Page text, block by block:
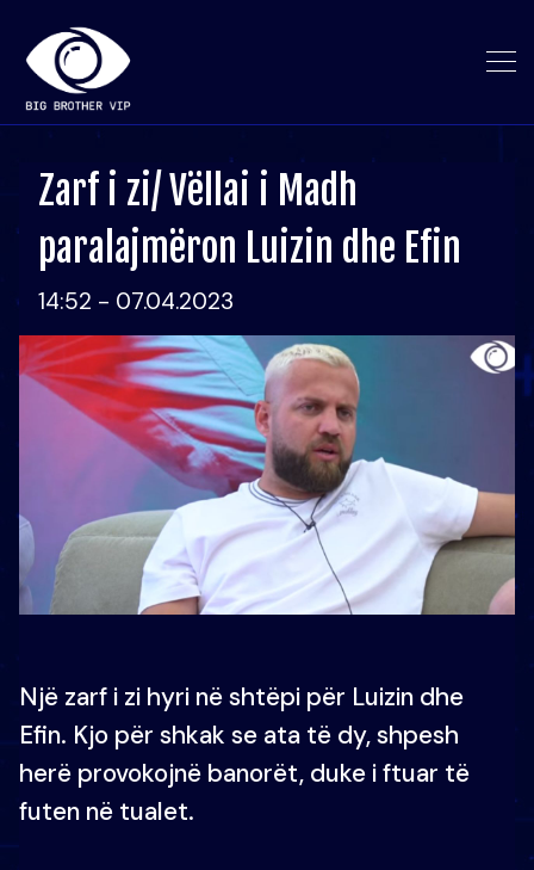
Zarf i zi/ Vëllai i Madh
paralajmëron Luizin dhe Efin
14:52 - 07.04.2023
Një zarf i zi hyri në shtëpi për Luizin dhe
Efin. Kjo për shkak se ata të dy, shpesh
herë provokojnë banorët, duke i ftuar të
futen në tualet.